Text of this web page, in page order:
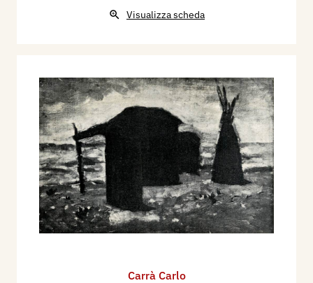
Visualizza scheda
Carrà Carlo